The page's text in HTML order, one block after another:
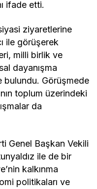
ifade etti.
ziyaretlerine
ile görüşerek
milli birlik ve
dayanışma
bulundu. Görüşmede
toplum üzerindeki
da
Genel Başkan Vekili
ile de bir
kalkınma
politikaları ve